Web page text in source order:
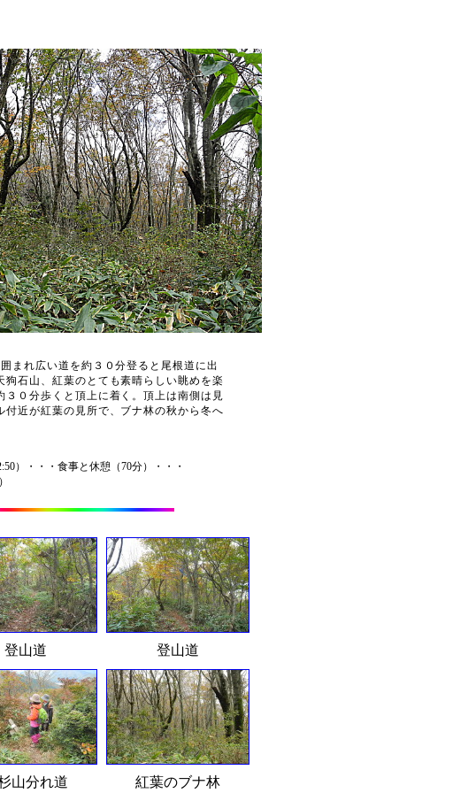
まれ広い道を約３０分登ると尾根道に出
石山、紅葉のとても素晴らしい眺めを楽
０分歩くと頂上に着く。頂上は南側は見
近が紅葉の見所で、ブナ林の秋から冬へ
）・・・食事と休憩（70分）・・・
登山道 登山道
山分れ道 紅葉のブナ林